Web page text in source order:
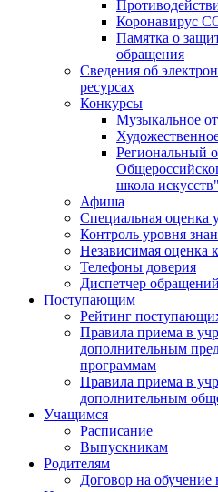
Коронавирус
Памятка о
обращения
Сведения об
ресурсах
Конкурсы
Музыкальное
Региональный
школа искусств"
Афиша
Специальная оценка
Контроль уровня
Независимая оценка
Телефоны доверия
Диспетчер обращений
Поступающим
Рейтинг
Правила приема в учреждение по
дополнительным
программам
Правила приема в
дополнительным
Учащимся
Расписание
Выпускникам
Родителям
Договор на